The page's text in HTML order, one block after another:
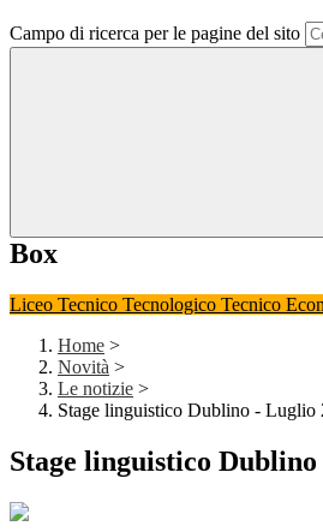
Campo di ricerca per le pagine del sito
Box
Liceo Tecnico Tecnologico Tecnico
Home >
Novità >
Le notizie >
Stage linguistico Dublino - Luglio
Stage linguistico